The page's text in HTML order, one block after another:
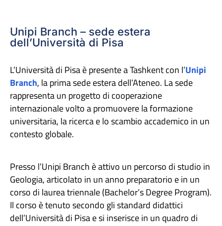
Unipi Branch – sede estera
dell’Università di Pisa
L’Università di Pisa è presente a Tashkent con l’Unipi
Branch, la prima sede estera dell’Ateneo. La sede
rappresenta un progetto di cooperazione
internazionale volto a promuovere la formazione
universitaria, la ricerca e lo scambio accademico in un
contesto globale.
Presso l’Unipi Branch è attivo un percorso di studio in
Geologia, articolato in un anno preparatorio e in un
corso di laurea triennale (Bachelor’s Degree Program).
Il corso è tenuto secondo gli standard didattici
dell’Università di Pisa e si inserisce in un quadro di